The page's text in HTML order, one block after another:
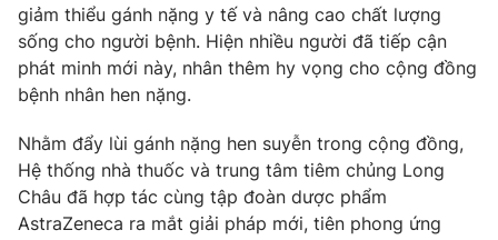
Phim VTV
Hậu trường
Nhân vật
Khán giả
Giải sao mai
Giải trí
Điện ảnh
Âm nhạc
Sao
Đời sống
Du lịch
Làm đẹp
Giáo dục
Tuyển sinh
Công nghệ
giảm thiểu gánh nặng y tế và nâng cao chất lượng
sống cho người bệnh. Hiện nhiều người đã tiếp cận
phát minh mới này, nhân thêm hy vọng cho cộng đồng
bệnh nhân hen nặng.
Nhằm đẩy lùi gánh nặng hen suyễn trong cộng đồng,
Hệ thống nhà thuốc và trung tâm tiêm chủng Long
Châu đã hợp tác cùng tập đoàn dược phẩm
AstraZeneca ra mắt giải pháp mới, tiên phong ứng